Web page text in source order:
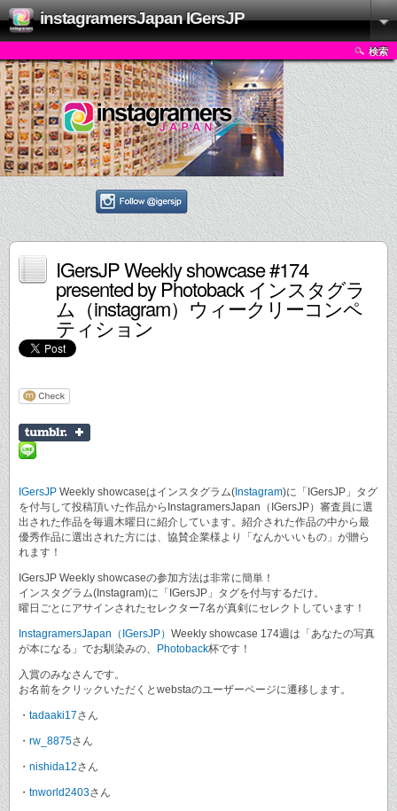
instagramersJapan IGersJP
検索
IGersJP Weekly showcase #174
presented by Photoback インスタグラ
ム（instagram）ウィークリーコンペ
ティション
IGersJP Weekly showcaseはインスタグラム( Instagram)に「IGersJP」タグ
を付与して投稿頂いた作品からInstagramersJapan（IGersJP）審査員に選
出された作品を毎週木曜日に紹介しています。紹介された作品の中から最
優秀作品に選出された方には、協賛企業様より「なんかいいもの」が贈ら
れます！
IGersJP Weekly showcaseの参加方法は非常に簡単！
インスタグラム(Instagram)に「IGersJP」タグを付与するだけ。
曜日ごとにアサインされたセレクター7名が真剣にセレクトしています！
InstagramersJapan（IGersJP） Weekly showcase 174週は「あなたの写真
が本になる」でお馴染みの、
Photoback杯です！
入賞のみなさんです。
お名前をクリックいただくとwebstaのユーザーページに遷移します。
・ tadaaki17さん
・ rw_8875さん
・ nishida12さん
・ tnworld2403さん